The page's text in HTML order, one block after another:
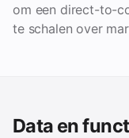
om een direct-to-
te schalen over
Data en